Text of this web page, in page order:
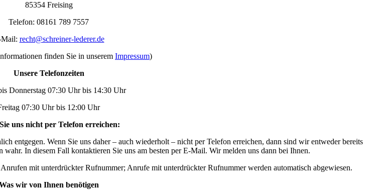
85354 Freising
Telefon: 08161 789 7557
recht@schreiner-lederer.de
finden Sie in unserem Impressum)
Unsere Telefonzeiten
Donnerstag 07:30 Uhr bis 14:30 Uhr
07:30 Uhr bis 12:00 Uhr
uns nicht per Telefon erreichen:
entgegen. Wenn Sie uns daher – auch wiederholt – nicht per Telefon erreichen, dann sind wir entweder bereits
In diesem Fall kontaktieren Sie uns am besten per E-Mail. Wir melden uns dann bei Ihnen.
mit unterdrückter Rufnummer; Anrufe mit unterdrückter Rufnummer werden automatisch abgewiesen.
wir von Ihnen benötigen